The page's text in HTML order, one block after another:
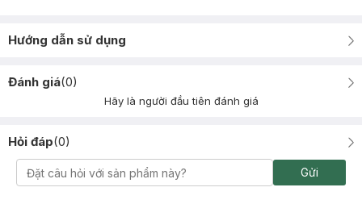
Hướng dẫn sử dụng
Đánh giá(0)
Hãy là người đầu tiên đánh giá
Hỏi đáp(0)
Gửi